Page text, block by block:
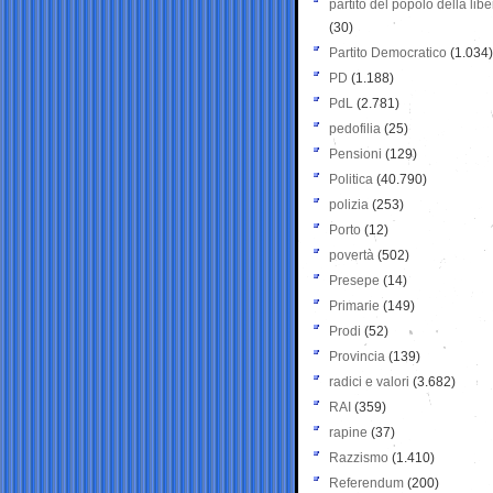
partito del popolo della
(30)
Partito Democratico (1.034)
PD (1.188)
PdL (2.781)
pedofilia (25)
Pensioni (129)
Politica (40.790)
polizia (253)
Porto (12)
povertà (502)
Presepe (14)
Primarie (149)
Prodi (52)
Provincia (139)
radici e valori (3.682)
RAI (359)
rapine (37)
Razzismo (1.410)
Referendum (200)